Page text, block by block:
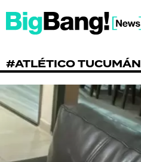
#ATLÉTICO TUCUMÁN
SHOW
POLÍTICA
ACTUALIDAD
POLICIALES